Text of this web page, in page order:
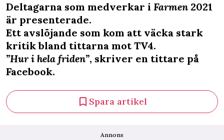
Deltagarna som medverkar i Farmen 2021
är presenterade.
Ett avslöjande som kom att väcka stark
kritik bland tittarna mot TV4.
”Hur i hela friden”, skriver en tittare på
Facebook.
Spara artikel
Annons